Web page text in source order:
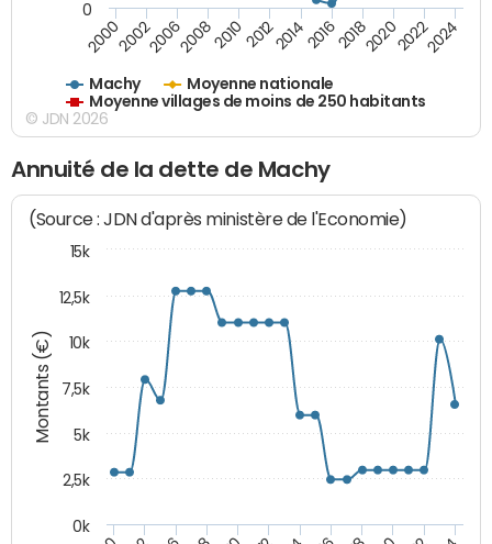
Machy
Moyenne nationale
Moyenne villages de moins de 250 habitants
200020022006200820102012201420162018202020222024
0
© JDN 2026
Annuité de la dette de Machy
Montants (€)
(Source : JDN d'après ministère de l'Economie)
0k
2,5k
5k
7,5k
10k
12,5k
15k